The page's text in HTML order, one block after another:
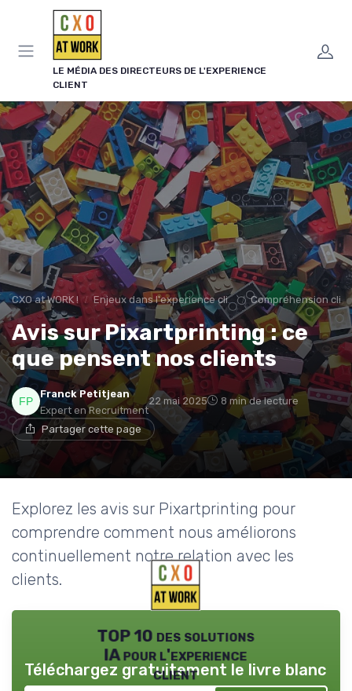
LE MÉDIA DES DIRECTEURS DE L'EXPERIENCE
CLIENT
CXO at WORK ! Enjeux dans l'experience client Compréhension
Avis sur Pixartprinting : ce
que pensent nos clients
Franck Petitjean
Expert en Recruitment
22 mai 2025 8 min de lecture
Partager cette page
Explorez les avis sur Pixartprinting pour
comprendre comment nous améliorons
continuellement notre relation avec les
clients.
TOP 10 des solutions
IA pour l'experience
client
Téléchargez gratuitement le livre blanc
Panneau de gestion des cookies